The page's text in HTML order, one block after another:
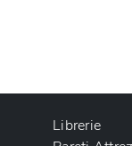
Librerie